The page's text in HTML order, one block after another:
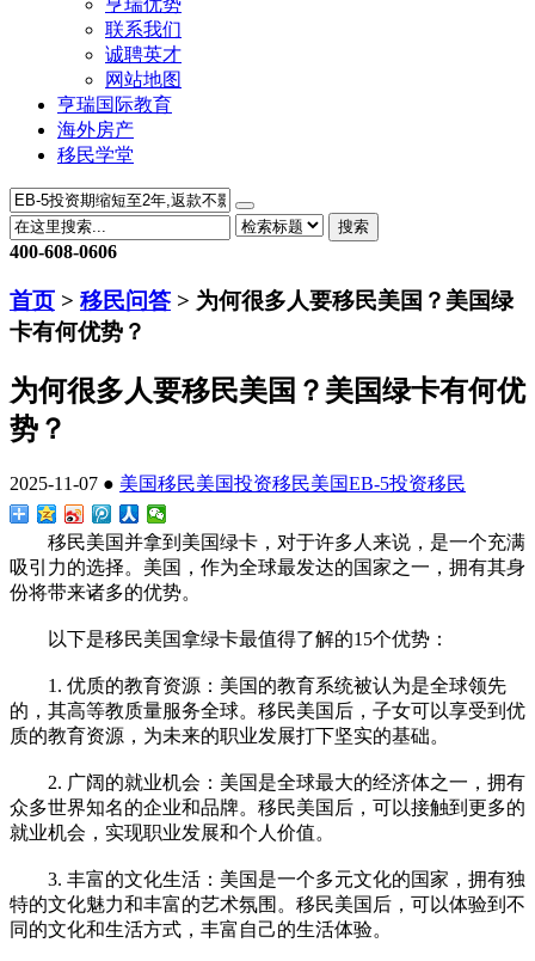
亨瑞优势
联系我们
诚聘英才
网站地图
亨瑞国际教育
海外房产
移民学堂
搜索
400-608-0606
首页 > 移民问答 > 为何很多人要移民美国？美国绿
卡有何优势？
为何很多人要移民美国？美国绿卡有何优
势？
2025-11-07 ● 美国移民美国投资移民美国EB-5投资移民
移民美国并拿到美国绿卡，对于许多人来说，是一个充满
吸引力的选择。美国，作为全球最发达的国家之一，拥有其身
份将带来诸多的优势。
以下是移民美国拿绿卡最值得了解的15个优势：
1. 优质的教育资源：美国的教育系统被认为是全球领先
的，其高等教质量服务全球。移民美国后，子女可以享受到优
质的教育资源，为未来的职业发展打下坚实的基础。
2. 广阔的就业机会：美国是全球最大的经济体之一，拥有
众多世界知名的企业和品牌。移民美国后，可以接触到更多的
就业机会，实现职业发展和个人价值。
3. 丰富的文化生活：美国是一个多元文化的国家，拥有独
特的文化魅力和丰富的艺术氛围。移民美国后，可以体验到不
同的文化和生活方式，丰富自己的生活体验。